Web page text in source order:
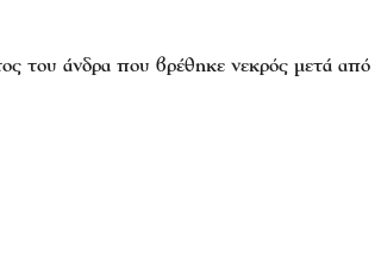
του άνδρα που βρέθηκε νεκρός μετά από